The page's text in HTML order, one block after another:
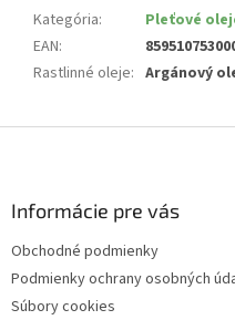
Kategória:
Pleťové
EAN:
Rastlinné oleje: Argánový
Informácie pre vás
Obchodné podmienky
Podmienky ochrany osobných
Súbory cookies